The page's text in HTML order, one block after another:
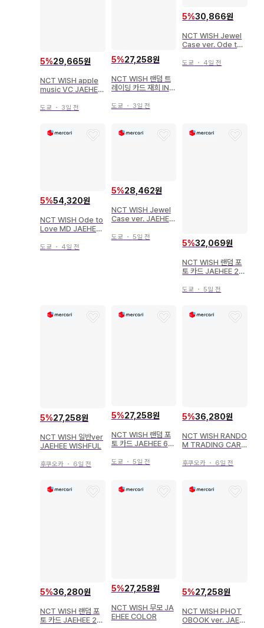
5%29,665원
NCT WISH apple
music VC JAEHEE
도쿄 ・ 3일 전
5%27,258원
NCT WISH 랜덤 트
레이딩 카드 재희 INT
WISH ENCORE IN
도쿄 ・ 3일 전
5%30,866원
NCT WISH Jewel
Case ver. Ode to
도쿄 ・ 4일 전
5%54,320원
NCT WISH Ode to
Love MD JAEHEE
OLDER SET
도쿄 ・ 4일 전
5%28,462원
NCT WISH Jewel
Case ver. JAEHEE
도쿄 ・ 5일 전
5%32,069원
NCT WISH 랜덤 포
토 카드 JAEHEE 20
CONCERT TOUR I
도쿄 ・5일 전
5%27,258원
NCT WISH 일반ver
JAEHEE WISHFUL
후쿠오카 ・ 6일 전
5%27,258원
NCT WISH 랜덤 포
토 카드 JAEHEE 6명
해 온다는 건 듣지 못
도쿄 ・ 5일 전
5%36,280원
NCT WISH RANDO
M TRADING CARD
GO Steady POP-U
후쿠오카 ・ 6일 전
5%36,280원
NCT WISH 랜덤 포
토 카드 JAEHEE 20
5%27,258원
NCT WISH 무모 JA
EHEE COLOR
5%27,258원
NCT WISH PHOT
OBOOK ver. JAEH